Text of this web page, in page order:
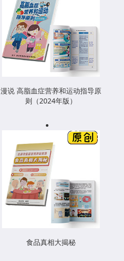
漫说 高脂血症营养和运动指导原
则（2024年版）
食品真相大揭秘